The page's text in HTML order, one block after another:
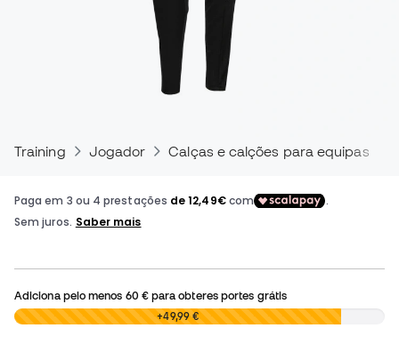
Training Jogador Calças e calções para equipas de
Adiciona pelo menos 60 €para obteres portes grátis
0,00 € +49,99 €